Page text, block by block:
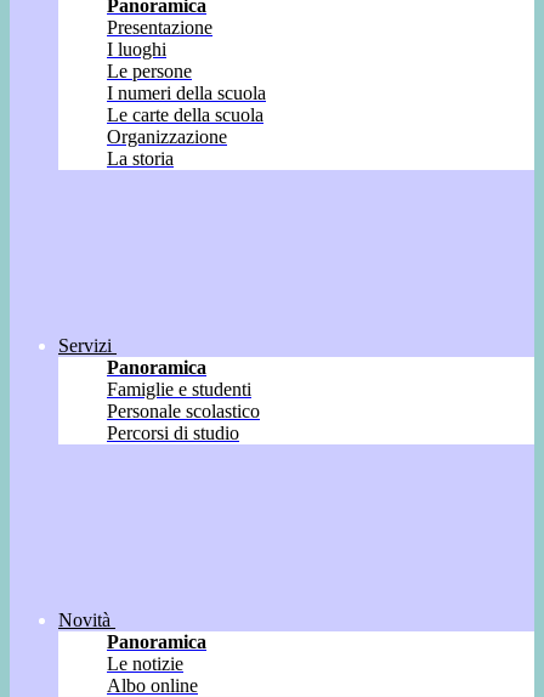
Panoramica
Presentazione
I luoghi
Le persone
I numeri della scuola
Le carte della scuola
Organizzazione
La storia
Servizi
Panoramica
Famiglie e studenti
Personale scolastico
Percorsi di studio
Novità
Panoramica
Le notizie
Albo online